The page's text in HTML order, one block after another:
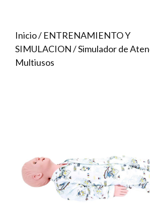
Inicio/ ENTRENAMIENTO Y
SIMULACION/ Simulador de
Multiusos